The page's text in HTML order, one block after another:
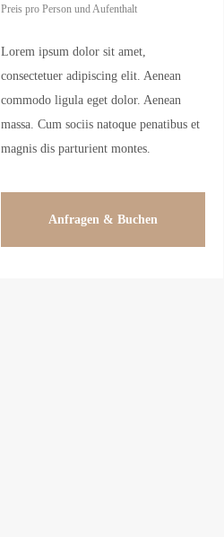
Preis pro Person und Aufenthalt
Lorem ipsum dolor sit amet,
consectetuer adipiscing elit. Aenean
commodo ligula eget dolor. Aenean
massa. Cum sociis natoque penatibus et
magnis dis parturient montes.
Anfragen & Buchen